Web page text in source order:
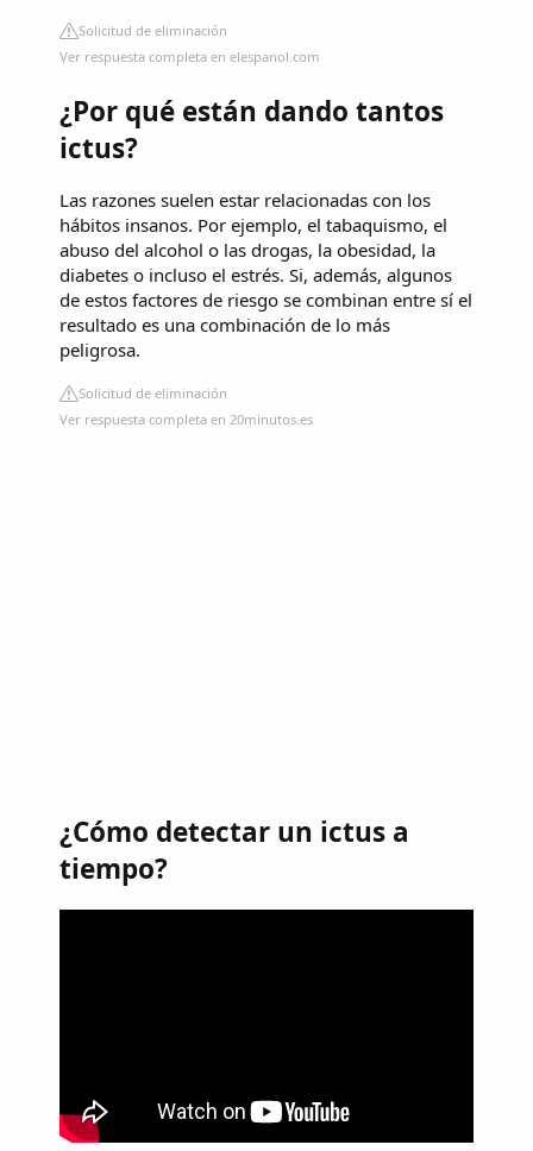
Solicitud de eliminación
Ver respuesta completa en elespanol.com
¿Por qué están dando tantos
ictus?
Las razones suelen estar relacionadas con los
hábitos insanos. Por ejemplo, el tabaquismo, el
abuso del alcohol o las drogas, la obesidad, la
diabetes o incluso el estrés. Si, además, algunos
de estos factores de riesgo se combinan entre sí el
resultado es una combinación de lo más
peligrosa.
Solicitud de eliminación
Ver respuesta completa en 20minutos.es
¿Cómo detectar un ictus a
tiempo?